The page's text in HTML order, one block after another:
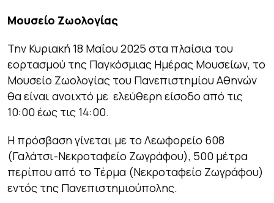
Μουσείο Ζωολογίας
Την Κυριακή 18 Μαΐου 2025 στα πλαίσια του
εορτασμού της Παγκόσμιας Ημέρας Μουσείων, το
Μουσείο Ζωολογίας του Πανεπιστημίου Αθηνών
θα είναι ανοιχτό με ελεύθερη είσοδο από τις
10:00 έως τις 14:00.
Η πρόσβαση γίνεται με το Λεωφορείο 608
(Γαλάτσι-Νεκροταφείο Ζωγράφου), 500 μέτρα
περίπου από το Τέρμα (Νεκροταφείο Ζωγράφου)
εντός της Πανεπιστημιούπολης.